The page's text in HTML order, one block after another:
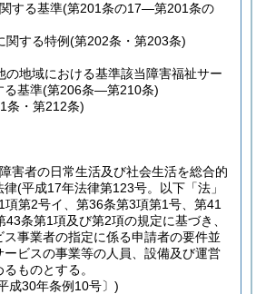
する基準(第201条の17―第201条の
関する特例(第202条・第203条)
の地域における基準該当障害福祉サー
る基準(第206条―第210条)
条・第212条)
害者の日常生活及び社会生活を総合的
律(平成17年法律第123号。以下「法」
項第2号イ、第36条第3項第1号、第41
条第1項及び第2項の規定に基づき、
事業者の指定に係る申請者の要件並
ビスの事業等の人員、設備及び運営
ものとする。
成30年条例10号〕)